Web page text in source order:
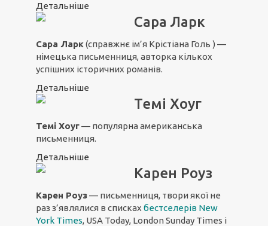
Детальніше
Сара Ларк
Сара Ларк(справжнє ім’я Крістіана Голь ) —
німецька письменниця, авторка кількох
успішних історичних романів.
Детальніше
Темі Хоуг
Темі Хоуг— популярна американська
письменниця.
Детальніше
Карен Роуз
Карен Роуз— письменниця, твори якої не
раз з’являлися в списках бестселерів New
York Times, USA Today, London Sunday Times і